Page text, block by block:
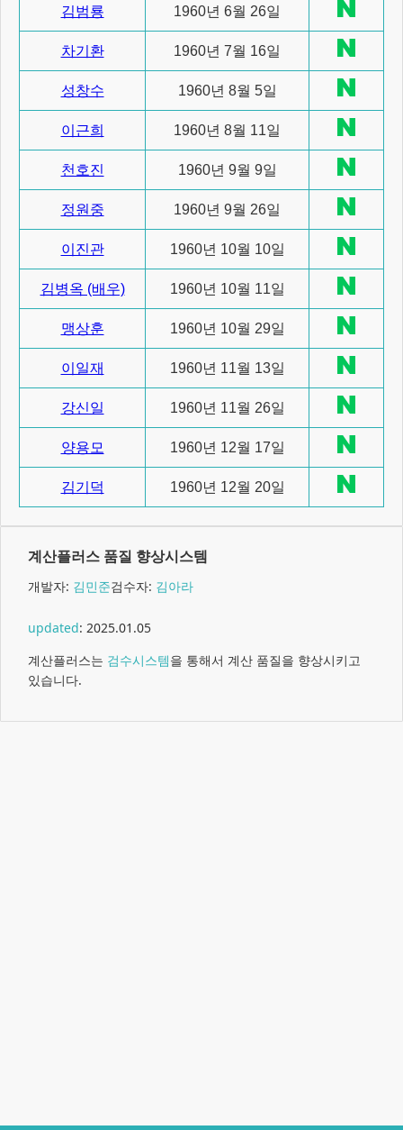
김범룡 1960년 6월 26일
차기환 1960년 7월 16일
성창수 1960년 8월 5일
이근희 1960년 8월 11일
천호진 1960년 9월 9일
정원중 1960년 9월 26일
이진관 1960년 10월 10일
김병옥 (배우) 1960년 10월 11일
맹상훈 1960년 10월 29일
이일재 1960년 11월 13일
강신일 1960년 11월 26일
양용모 1960년 12월 17일
김기덕 1960년 12월 20일
계산플러스 품질 향상시스템
개발자: 김민준검수자: 김아라
updated: 2025.01.05
계산플러스는 검수시스템을 통해서 계산 품질을 향상시키고
있습니다.